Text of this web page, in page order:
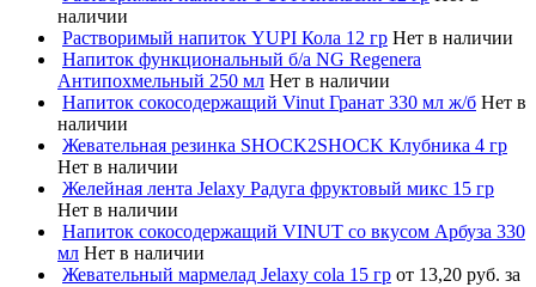
наличии
Растворимый напиток YUPI Кола 12 гр Нет в наличии
Напиток функциональный б/а NG Regenera
Антипохмельный 250 мл Нет в наличии
Напиток сокосодержащий Vinut Гранат 330 мл ж/б Нет в
наличии
Жевательная резинка SHOCK2SHOCK Клубника 4 гр
Нет в наличии
Желейная лента Jelaxy Радуга фруктовый микс 15 гр
Нет в наличии
Напиток сокосодержащий VINUT со вкусом Арбуза 330
мл Нет в наличии
Жевательный мармелад Jelaxy cola 15 гр от 13,20 руб. за